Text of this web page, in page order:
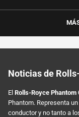
Noticias de
El Rolls-Royce Phantom
Phantom. Representa
conductor y no tanto a